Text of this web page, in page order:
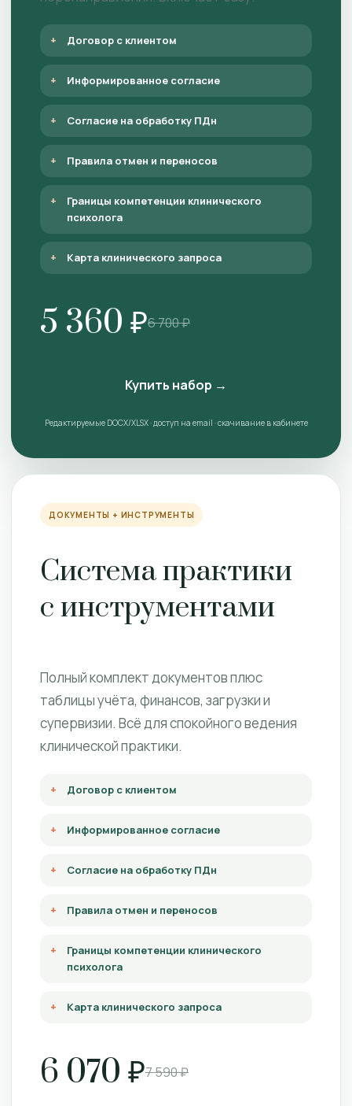
Договор с клиентом
Информированное согласие
Согласие на обработку ПДн
Правила отмен и переносов
Границы компетенции клинического
психолога
Карта клинического запроса
5 360 ₽6 700 ₽
Купить набор →
Редактируемые DOCX/XLSX · доступ на email · скачивание в кабинете
ДОКУМЕНТЫ + ИНСТРУМЕНТЫ
Система практики
с инструментами
Полный комплект документов плюс
таблицы учёта, финансов, загрузки и
супервизии. Всё для спокойного ведения
клинической практики.
Договор с клиентом
Информированное согласие
Согласие на обработку ПДн
Правила отмен и переносов
Границы компетенции клинического
психолога
Карта клинического запроса
6 070 ₽7 590 ₽